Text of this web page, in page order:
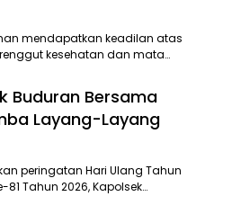
mendapatkan keadilan atas
kesehatan dan mata…
Buduran Bersama
Layang-Layang
peringatan Hari Ulang Tahun
Tahun 2026, Kapolsek…